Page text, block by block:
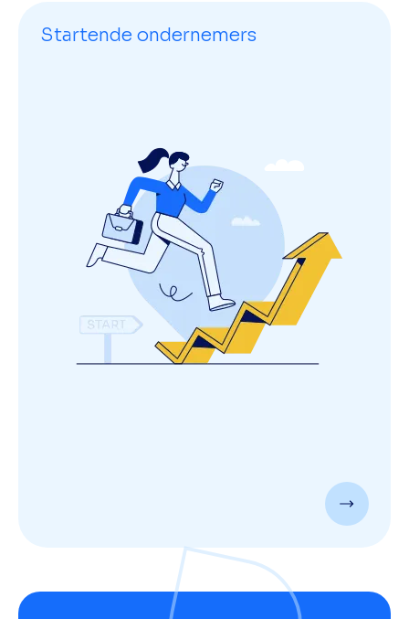
Startende ondernemers